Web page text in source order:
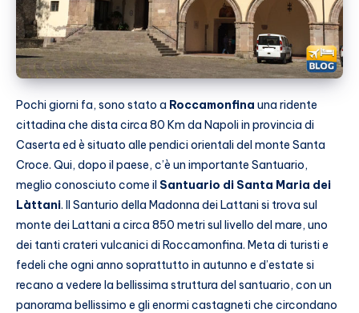
Pochi giorni fa, sono stato a Roccamonfina una ridente
cittadina che dista circa 80 Km da Napoli in provincia di
Caserta ed è situato alle pendici orientali del monte Santa
Croce. Qui, dopo il paese, c’è un importante Santuario,
meglio conosciuto come il Santuario di Santa Maria dei
Làttani. Il Santurio della Madonna dei Lattani si trova sul
monte dei Lattani a circa 850 metri sul livello del mare, uno
dei tanti crateri vulcanici di Roccamonfina. Meta di turisti e
fedeli che ogni anno soprattutto in autunno e d’estate si
recano a vedere la bellissima struttura del santuario, con un
panorama bellissimo e gli enormi castagneti che circondano